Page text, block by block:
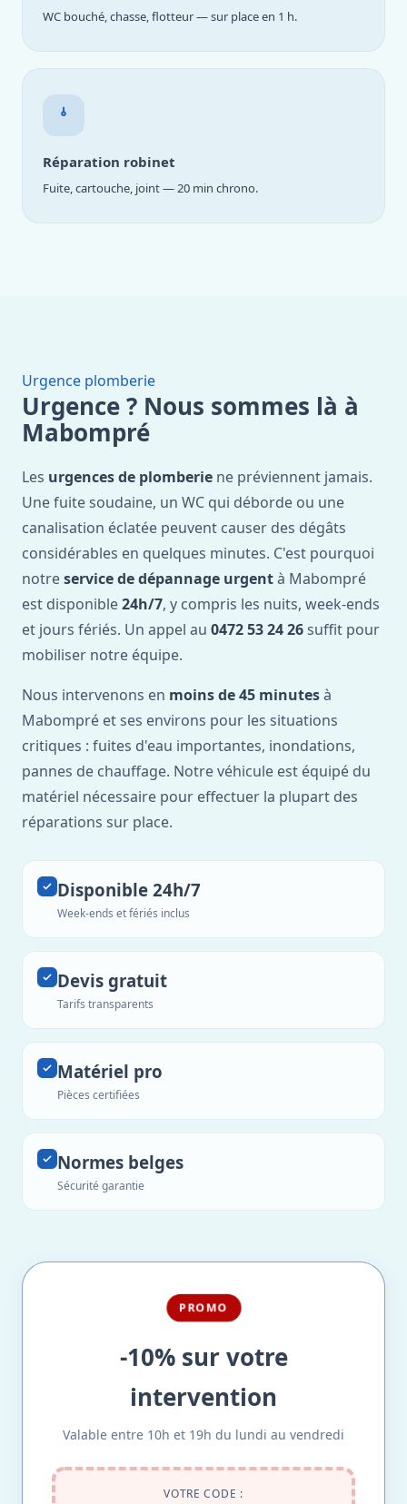
WC bouché, chasse, flotteur — sur place en 1 h.
Réparation robinet
Fuite, cartouche, joint — 20 min chrono.
Urgence plomberie
Urgence ? Nous sommes là à
Mabompré
Les urgences de plomberie ne préviennent jamais.
Une fuite soudaine, un WC qui déborde ou une
canalisation éclatée peuvent causer des dégâts
considérables en quelques minutes. C'est pourquoi
notreservice de dépannage urgentà Mabompré
est disponible24h/7, y compris les nuits, week-ends
et jours fériés. Un appel au 0472 53 24 26 suffit pour
mobiliser notre équipe.
Nous intervenons en moins de 45 minutesà
Mabompré et ses environs pour les situations
critiques : fuites d'eau importantes, inondations,
pannes de chauffage. Notre véhicule est équipé du
matériel nécessaire pour effectuer la plupart des
réparations sur place.
Disponible 24h/7
Week-ends et fériés inclus
Devis gratuit
Tarifs transparents
Matériel pro
Pièces certifiées
Normes belges
Sécurité garantie
PROMO
-10% sur votre
intervention
Valable entre 10h et 19h du lundi au vendredi
VOTRE CODE :